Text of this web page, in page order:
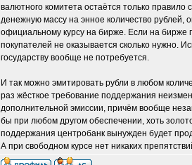
валютного комитета остаётся только
денежную массу на энное количество рублей,
официальному курсу на бирже. Если на бирже
покупателей не оказывается сколько нужно.
государству вообще не потребуется.
И так можно эмитировать рубли в любом
раз жёсткое требование поддержания
дополнительной эмиссии, причём вообще
бы при любом другом обеспечении, хоть
поддержания центробанк вынужден будет
А при свободном курсе нет никаких